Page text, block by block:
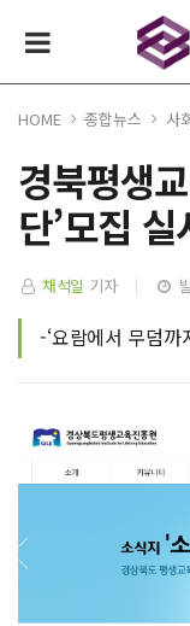
HOME 종합뉴스 사
경북평생
단’모집 실
채석일 기자
-‘요람에서 무덤까